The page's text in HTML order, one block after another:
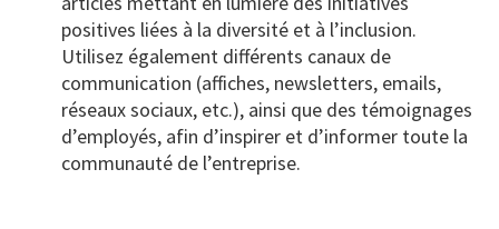
positives liées à la diversité et à l’inclusion.
Utilisez également différents canaux de
communication (affiches, newsletters, emails,
réseaux sociaux, etc.), ainsi que des témoignages
d’employés, afin d’inspirer et d’informer toute la
communauté de l’entreprise.